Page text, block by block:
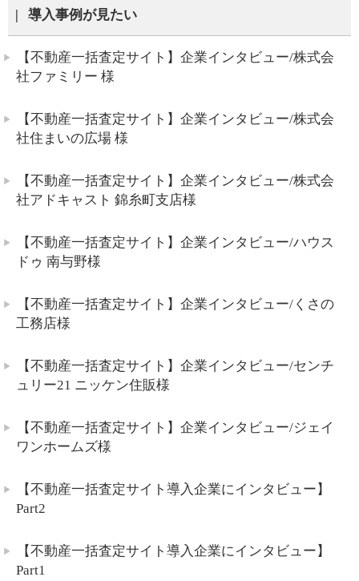
導入事例が見たい
【不動産一括査定サイト】企業インタビュー/株式会
社ファミリー 様
【不動産一括査定サイト】企業インタビュー/株式会
社住まいの広場 様
【不動産一括査定サイト】企業インタビュー/株式会
社アドキャスト 錦糸町支店様
【不動産一括査定サイト】企業インタビュー/ハウス
ドゥ 南与野様
【不動産一括査定サイト】企業インタビュー/くさの
工務店様
【不動産一括査定サイト】企業インタビュー/センチ
ュリー21 ニッケン住販様
【不動産一括査定サイト】企業インタビュー/ジェイ
ワンホームズ様
【不動産一括査定サイト導入企業にインタビュー】
Part2
【不動産一括査定サイト導入企業にインタビュー】
Part1